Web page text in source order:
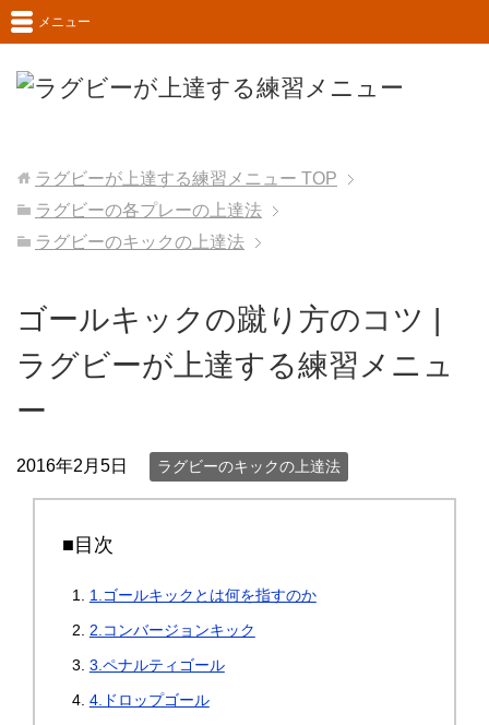
メニュー
ラグビーが上達する練習メニュー TOP
ラグビーの各プレーの上達法
ラグビーのキックの上達法
ゴールキックの蹴り方のコツ |
ラグビーが上達する練習メニュ
ー
2016年2月5日 ラグビーのキックの上達法
■目次
1.ゴールキックとは何を指すのか
2.コンバージョンキック
3.ペナルティゴール
4.ドロップゴール